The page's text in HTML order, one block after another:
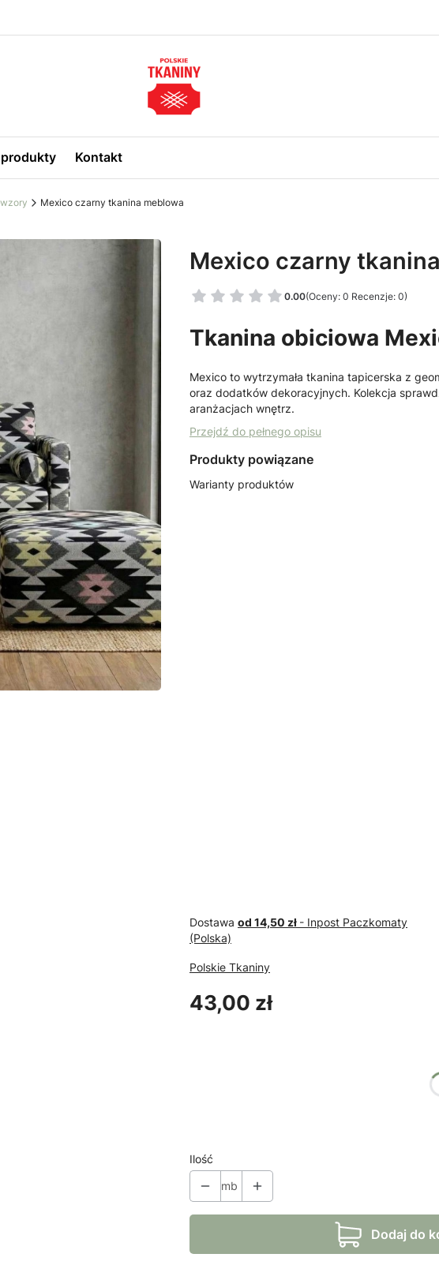
Kontakt
Mexico czarny tkanina meblowa
Mexico czarny
0.00(Oceny: 0 Recenzje: 0)
Tkanina obiciowa
Mexico to wytrzymała tkanina tapicerska z
oraz dodatków dekoracyjnych. Kolekcja
aranżacjach wnętrz.
Przejdź do pełnego opisu
Produkty powiązane
Warianty produktów
Dostawa od 14,50 zł - Inpost Paczkomaty
(Polska)
Polskie Tkaniny
Cena
43,00 zł
Ilość
mb
Dodaj do